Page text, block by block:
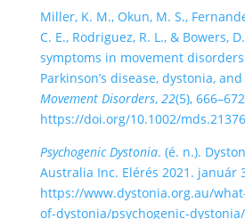
Miller, K. M., Okun, M. S.,
C. E., Rodriguez, R. L., & Bowers,
symptoms in movement
Parkinson’s disease, dystonia,
Movement Disorders, 22(5),
https://doi.org/10.1002/mds.21376
Psychogenic Dystonia. (é. n.).
Australia Inc. Elérés 2021. január
https://www.dystonia.org.au/
of-dystonia/psychogenic-dystonia/